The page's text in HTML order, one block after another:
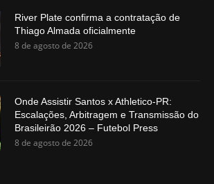
River Plate confirma a contratação de
Thiago Almada oficialmente
8 de agosto de 2026
Onde Assistir Santos x Athletico-PR:
Escalações, Arbitragem e Transmissão do
Brasileirão 2026 – Futebol Press
8 de agosto de 2026